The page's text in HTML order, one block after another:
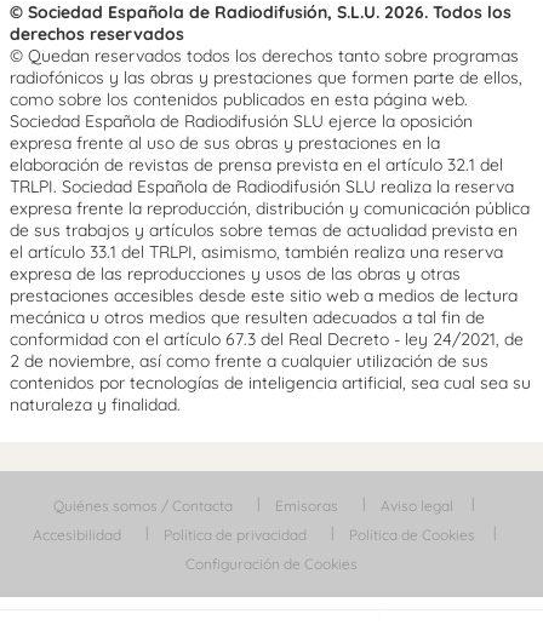
© Sociedad Española de Radiodifusión, S.L.U. 2026. Todos los
derechos reservados
© Quedan reservados todos los derechos tanto sobre programas
radiofónicos y las obras y prestaciones que formen parte de ellos,
como sobre los contenidos publicados en esta página web.
Sociedad Española de Radiodifusión SLU ejerce la oposición
expresa frente al uso de sus obras y prestaciones en la
elaboración de revistas de prensa prevista en el artículo 32.1 del
TRLPI. Sociedad Española de Radiodifusión SLU realiza la reserva
expresa frente la reproducción, distribución y comunicación pública
de sus trabajos y artículos sobre temas de actualidad prevista en
el artículo 33.1 del TRLPI, asimismo, también realiza una reserva
expresa de las reproducciones y usos de las obras y otras
prestaciones accesibles desde este sitio web a medios de lectura
mecánica u otros medios que resulten adecuados a tal fin de
conformidad con el artículo 67.3 del Real Decreto - ley 24/2021, de
2 de noviembre, así como frente a cualquier utilización de sus
contenidos por tecnologías de inteligencia artificial, sea cual sea su
naturaleza y finalidad.
Quiénes somos / Contacta Emisoras
Aviso legal
Accesibilidad
Política de privacidad
Política de Cookies
Configuración de Cookies